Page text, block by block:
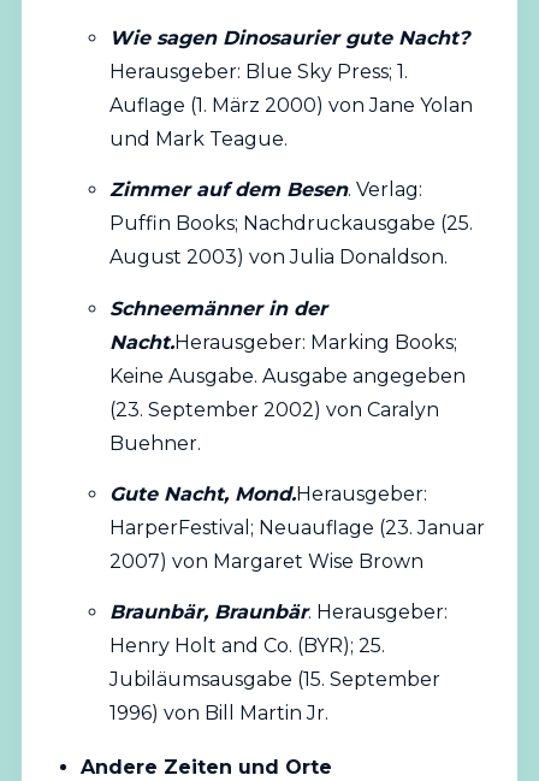
Wie sagen Dinosaurier gute Nacht?
Herausgeber: Blue Sky Press; 1.
Auflage (1. März 2000) von Jane Yolan
und Mark Teague.
Zimmer auf dem Besen. Verlag:
Puffin Books; Nachdruckausgabe (25.
August 2003) von Julia Donaldson.
Schneemänner in der
Nacht.Herausgeber: Marking Books;
Keine Ausgabe. Ausgabe angegeben
(23. September 2002) von Caralyn
Buehner.
Gute Nacht, Mond.Herausgeber:
HarperFestival; Neuauflage (23. Januar
2007) von Margaret Wise Brown
Braunbär, Braunbär. Herausgeber:
Henry Holt and Co. (BYR); 25.
Jubiläumsausgabe (15. September
1996) von Bill Martin Jr.
Andere Zeiten und Orte